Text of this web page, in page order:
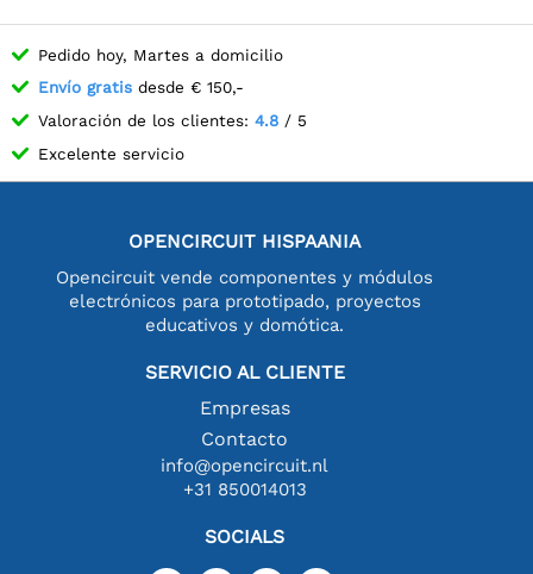
Pedido hoy, Martes a domicilio
Envío gratis desde € 150,-
Valoración de los clientes: 4.8 / 5
Excelente servicio
OPENCIRCUIT HISPAANIA
Opencircuit vende componentes y módulos
electrónicos para prototipado, proyectos
educativos y domótica.
SERVICIO AL CLIENTE
Empresas
Contacto
info@opencircuit.nl
+31 850014013
SOCIALS